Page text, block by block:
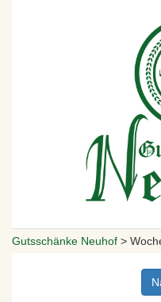
Gutsschänke Neuhof >